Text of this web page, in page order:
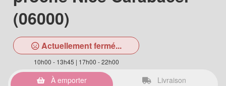
(06000)
Actuellement fermé...
10h00 - 13h45 | 17h00 - 22h00
À emporter Livraison